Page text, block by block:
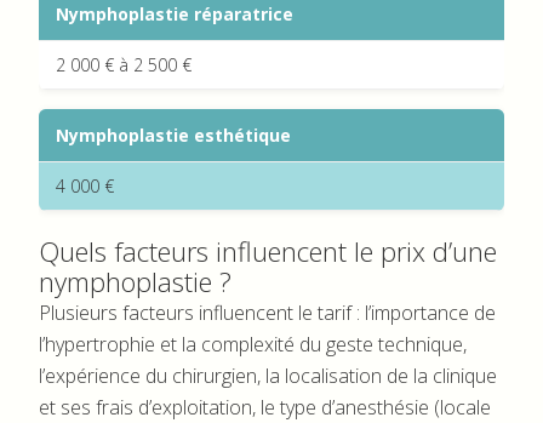
Nymphoplastie réparatrice
2 000 € à 2 500 €
Nymphoplastie esthétique
4 000 €
Quels facteurs influencent le prix d’une
nymphoplastie ?
Plusieurs facteurs influencent le tarif : l’importance de
l’hypertrophie et la complexité du geste technique,
l’expérience du chirurgien, la localisation de la clinique
et ses frais d’exploitation, le type d’anesthésie (locale